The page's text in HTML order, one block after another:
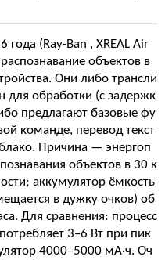
(Ray-Ban , XREAL Air
объектов в
Они либо трансли
для обработки (с задержк
предлагают базовые фу
команде, перевод текст
Причина — энергоп
объектов в 30 к
аккумулятор ёмкость
в дужку очков) об
Для сравнения: процесс
3–6 Вт при пик
4000–5000 мА·ч. Оч